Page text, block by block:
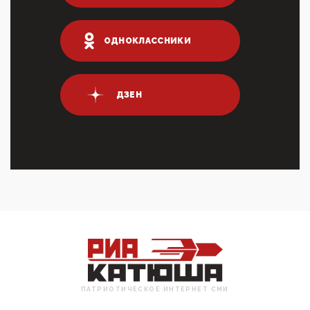
крупных банках по итогам 2025 года превысило 63
млрд руб. ...
03:01, 10 Апреля 2026
что союзники просили Киев не наносить удары по
энергети...
01:54, 10 Апреля 2026
Сионистское правительство благосклонно
разрешило православным христианам провести
обряд Схождения Бл...
ОДНОКЛАССНИКИ
ДЗЕН
ПАТРИОТИЧЕСКОЕ ИНТЕРНЕТ СМИ